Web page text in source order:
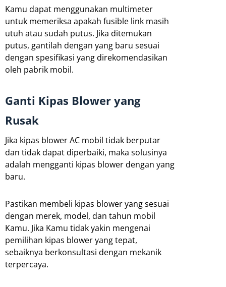
Kamu dapat menggunakan multimeter
untuk memeriksa apakah fusible link masih
utuh atau sudah putus. Jika ditemukan
putus, gantilah dengan yang baru sesuai
dengan spesifikasi yang direkomendasikan
oleh pabrik mobil.
Ganti Kipas Blower yang
Rusak
Jika kipas blower AC mobil tidak berputar
dan tidak dapat diperbaiki, maka solusinya
adalah mengganti kipas blower dengan yang
baru.
Pastikan membeli kipas blower yang sesuai
dengan merek, model, dan tahun mobil
Kamu. Jika Kamu tidak yakin mengenai
pemilihan kipas blower yang tepat,
sebaiknya berkonsultasi dengan mekanik
terpercaya.